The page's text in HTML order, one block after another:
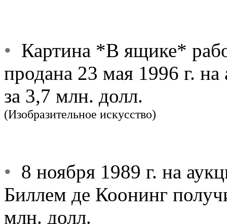
• Картина *В ящике*
продана 23 мая 1996 г.
за 3,7 млн. долл.
(Изобразительное искусство)
• 8 ноября 1989 г. на
Биллем де Коонинг
млн. долл.